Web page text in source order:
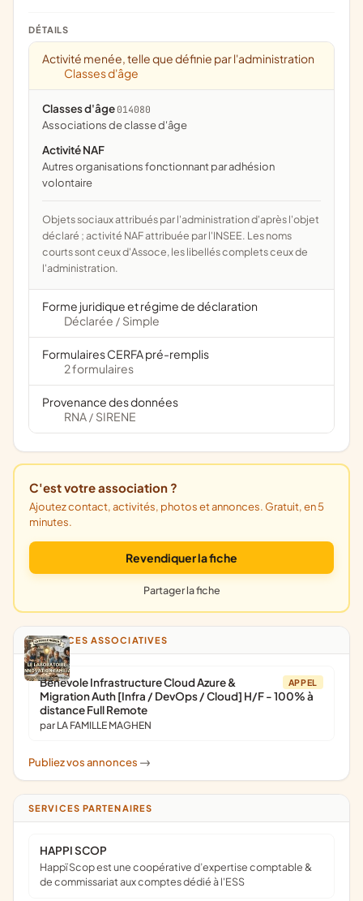
DÉTAILS
Activité menée, telle que définie par l'administration
Classes d'âge
Classes d'âge 014080
associations de classe d'âge
Activité NAF
Autres organisations fonctionnant par adhésion
volontaire
Objets sociaux attribués par l'administration d'après l'objet
déclaré ; activité NAF attribuée par l'INSEE. Les noms
courts sont ceux d'Assoce, les libellés complets ceux de
l'administration.
Forme juridique et régime de déclaration
Déclarée / Simple
Formulaires CERFA pré-remplis
2 formulaires
Provenance des données
RNA / SIRENE
C'est votre association ?
Ajoutez contact, activités, photos et annonces. Gratuit, en 5
minutes.
Revendiquer la fiche
Partager la fiche
ANNONCES ASSOCIATIVES
APPEL
Bénévole Infrastructure Cloud Azure &
Migration Auth [Infra / DevOps / Cloud] H/F - 100% à
distance Full Remote
par LA FAMILLE MAGHEN
Publiez vos annonces ->
SERVICES PARTENAIRES
HAPPI SCOP
Happï Scop est une coopérative d’expertise comptable &
de commissariat aux comptes dédié à l'ESS